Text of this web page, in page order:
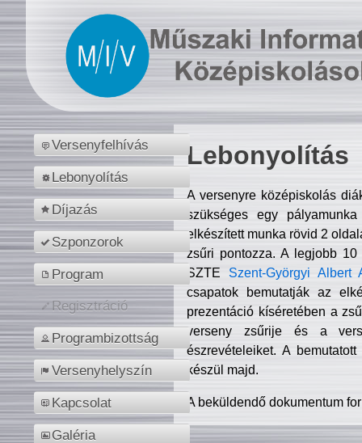
Versenyfelhívás
Lebonyolítás
Díjazás
Szponzorok
Program
Regisztráció
Programbizottság
Versenyhelyszín
Kapcsolat
Galéria
Lebonyolítás
A versenyre középiskolás
szükséges egy
elkészített munka rövid 2
zsűri pontozza. A legjobb
SZTE Szent-Györgyi Albert
csapatok bemutatják az
prezentáció kíséretében a
verseny zsűrije és a
észrevételeiket. A
készül majd.
A beküldendő dokumentum